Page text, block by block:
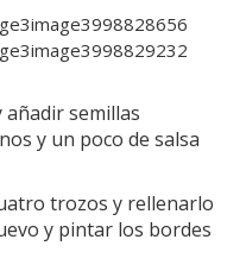
semillas
y un poco de salsa
trozos y rellenarlo
y pintar los bordes